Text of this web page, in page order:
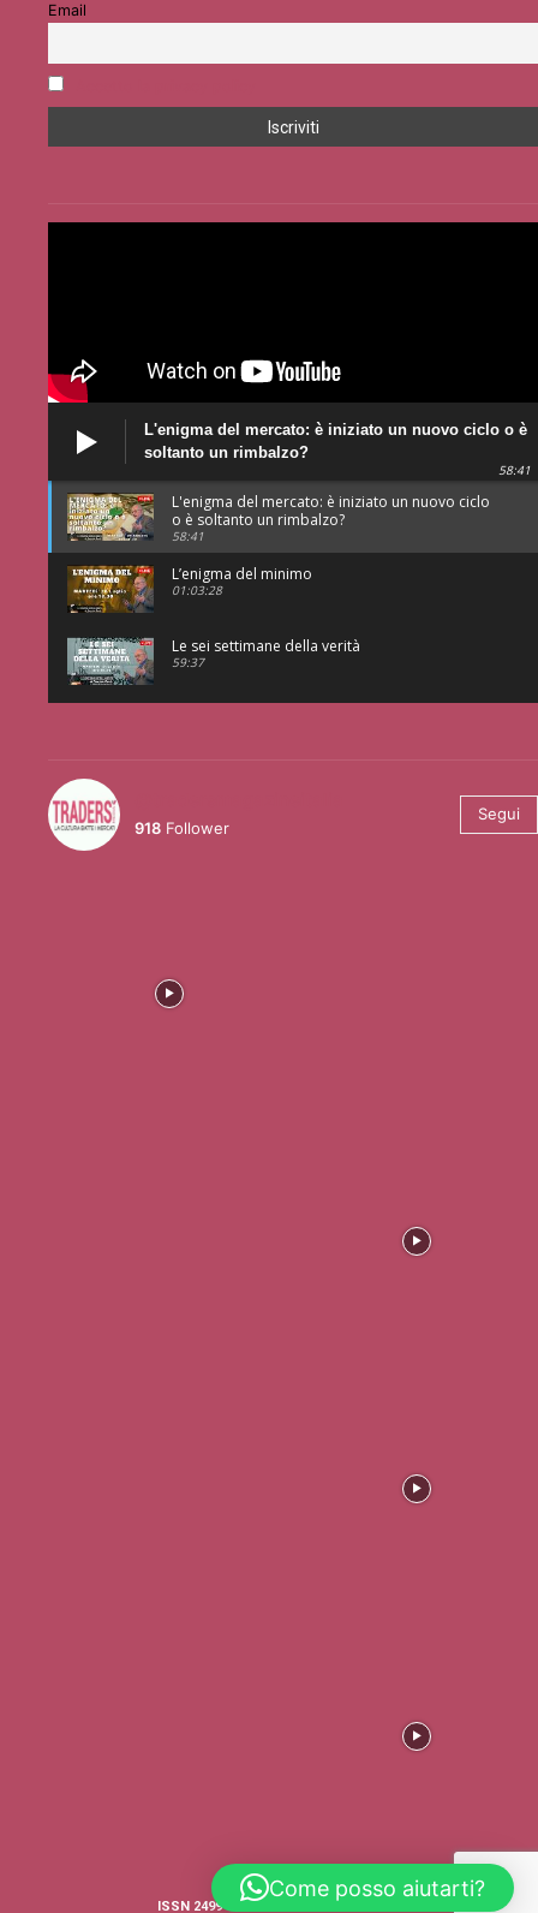
Email
L'enigma del mercato: è iniziato un nuovo ciclo o è
soltanto un rimbalzo?
58:41
L'enigma del mercato: è iniziato un nuovo ciclo
o è soltanto un rimbalzo?
58:41
L’enigma del minimo
01:03:28
Le sei settimane della verità
59:37
918 Follower
Segui
ISSN 2499-4316 © COPYRIGHT - TRADERS'
Come posso aiutarti?